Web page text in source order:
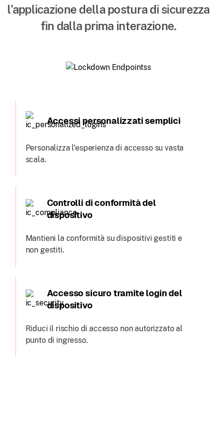
l'applicazione della postura di sicurezza
fin dalla prima interazione.
Accessi personalizzati semplici
Personalizza l'esperienza di accesso su vasta
scala.
Controlli di conformità del
dispositivo
Mantieni la conformità su dispositivi gestiti e
non gestiti.
Accesso sicuro tramite login del
dispositivo
Riduci il rischio di accesso non autorizzato al
punto di ingresso.